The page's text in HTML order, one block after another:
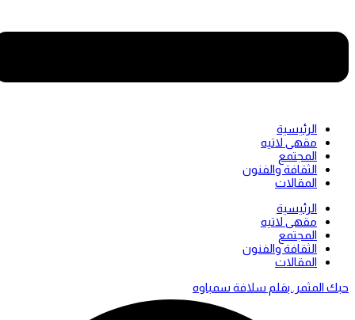
الرئيسية
مقهى لاتيه
المجتمع
الثقافة والفنون
المقالات
Menu
الرئيسية
مقهى لاتيه
المجتمع
الثقافة والفنون
المقالات
حبك المثمر..بقلم سلافة سمباوه